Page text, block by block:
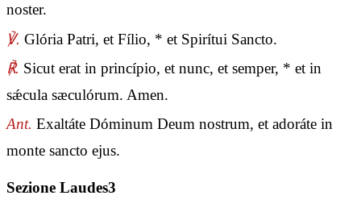
noster.
℣. Glória Patri, et Fílio, * et Spirítui Sancto.
℟. Sicut erat in princípio, et nunc, et semper, * et in
sǽcula sæculórum. Amen.
Ant. Exaltáte Dóminum Deum nostrum, et adoráte in
monte sancto ejus.
Sezione Laudes3